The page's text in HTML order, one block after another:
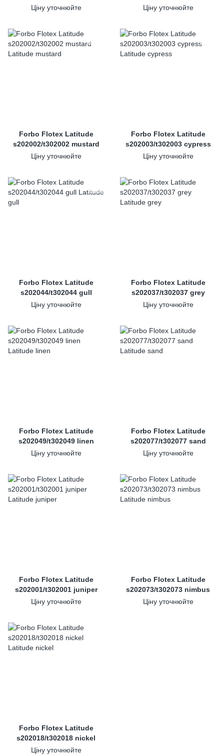
Ціну уточнюйте
Ціну уточнюйте
Forbo Flotex Latitude
s202002/t302002 mustard
Ціну уточнюйте
Forbo Flotex Latitude
s202003/t302003 cypress
Ціну уточнюйте
Forbo Flotex Latitude
s202044/t302044 gull
Ціну уточнюйте
Forbo Flotex Latitude
s202037/t302037 grey
Ціну уточнюйте
Forbo Flotex Latitude
s202049/t302049 linen
Ціну уточнюйте
Forbo Flotex Latitude
s202077/t302077 sand
Ціну уточнюйте
Forbo Flotex Latitude
s202001/t302001 juniper
Ціну уточнюйте
Forbo Flotex Latitude
s202073/t302073 nimbus
Ціну уточнюйте
Forbo Flotex Latitude
s202018/t302018 nickel
Ціну уточнюйте